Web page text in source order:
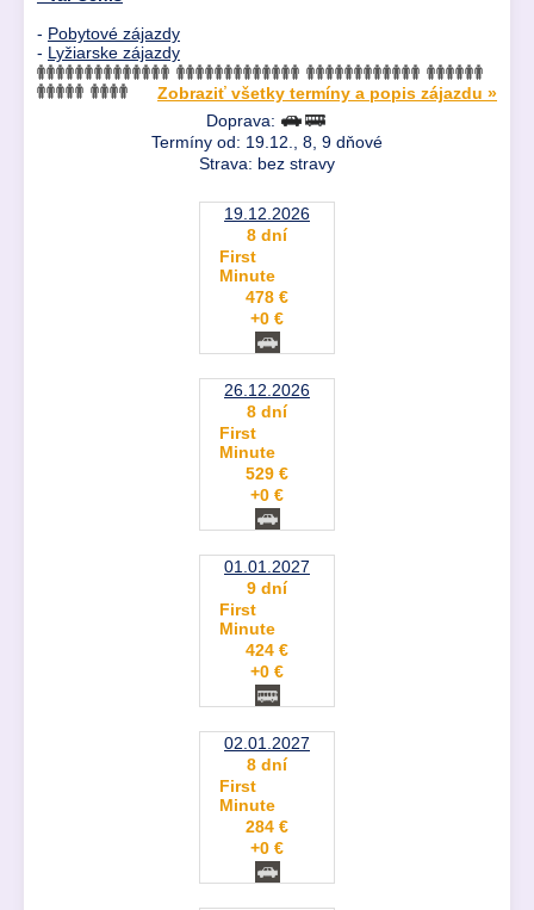
- Pobytové zájazdy
- Lyžiarske zájazdy
Zobraziť všetky termíny a popis zájazdu »
Doprava:
Termíny od: 19.12., 8, 9 dňové
Strava: bez stravy
19.12.2026
8 dní
First
Minute
478 €
+0 €
26.12.2026
8 dní
First
Minute
529 €
+0 €
01.01.2027
9 dní
First
Minute
424 €
+0 €
02.01.2027
8 dní
First
Minute
284 €
+0 €